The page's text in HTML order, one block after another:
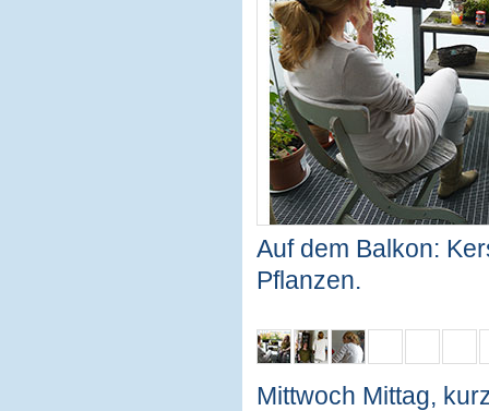
Auf dem Balkon:
Pflanzen.
Mittwoch Mittag,